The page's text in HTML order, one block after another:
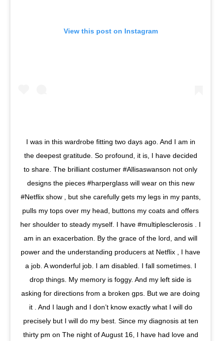
View this post on Instagram
I was in this wardrobe fitting two days ago. And I am in
the deepest gratitude. So profound, it is, I have decided
to share. The brilliant costumer #Allisaswanson not only
designs the pieces #harperglass will wear on this new
#Netflix show , but she carefully gets my legs in my pants,
pulls my tops over my head, buttons my coats and offers
her shoulder to steady myself. I have #multiplesclerosis . I
am in an exacerbation. By the grace of the lord, and will
power and the understanding producers at Netflix , I have
a job. A wonderful job. I am disabled. I fall sometimes. I
drop things. My memory is foggy. And my left side is
asking for directions from a broken gps. But we are doing
it . And I laugh and I don’t know exactly what I will do
precisely but I will do my best. Since my diagnosis at ten
thirty pm on The night of August 16, I have had love and